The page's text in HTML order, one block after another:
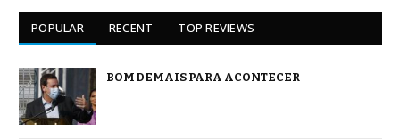
POPULAR RECENT TOP REVIEWS
BOM DEMAIS PARA ACONTECER